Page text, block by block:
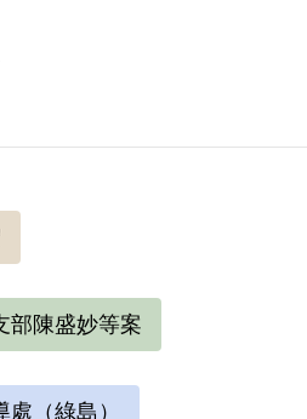
保安司令部軍事檢察官甘勵
但與組織等相關人接近，思
則副字第1542號代電核定
，一起種菜。其感訓日期原
等向補償基金會提出申請
非正確，而予以交付感化，
部陳盛妙等案
（綠島）